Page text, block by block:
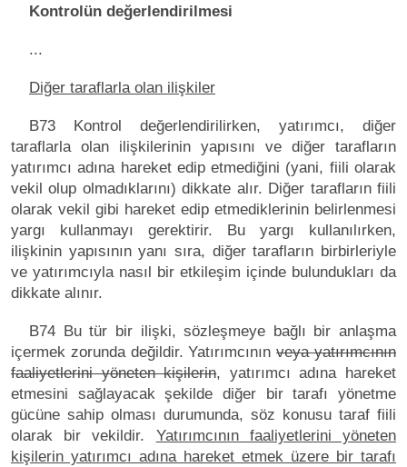
Kontrolün değerlendirilmesi
...
Diğer taraflarla olan ilişkiler
B73 Kontrol değerlendirilirken, yatırımcı, diğer
taraflarla olan ilişkilerinin yapısını ve diğer tarafların
yatırımcı adına hareket edip etmediğini (yani, fiili olarak
vekil olup olmadıklarını) dikkate alır. Diğer tarafların fiili
olarak vekil gibi hareket edip etmediklerinin belirlenmesi
yargı kullanmayı gerektirir. Bu yargı kullanılırken,
ilişkinin yapısının yanı sıra, diğer tarafların birbirleriyle
ve yatırımcıyla nasıl bir etkileşim içinde bulundukları da
dikkate alınır.
B74 Bu tür bir ilişki, sözleşmeye bağlı bir anlaşma
içermek zorunda değildir. Yatırımcınınveya yatırımcının
faaliyetlerini yöneten kişilerin, yatırımcı adına hareket
etmesini sağlayacak şekilde diğer bir tarafı yönetme
gücüne sahip olması durumunda, söz konusu taraf fiili
olarak bir vekildir. Yatırımcının faaliyetlerini yöneten
kişilerin yatırımcı adına hareket etmek üzere bir tarafı